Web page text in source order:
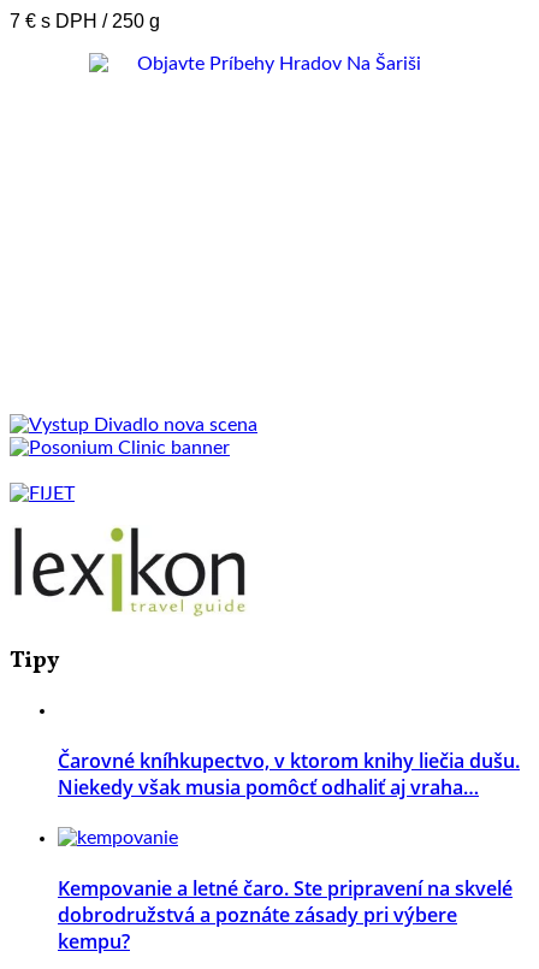
7 € s DPH / 250 g
Tipy
Čarovné kníhkupectvo, v ktorom knihy liečia dušu.
Niekedy však musia pomôcť odhaliť aj vraha…
Kempovanie a letné čaro. Ste pripravení na skvelé
dobrodružstvá a poznáte zásady pri výbere
kempu?